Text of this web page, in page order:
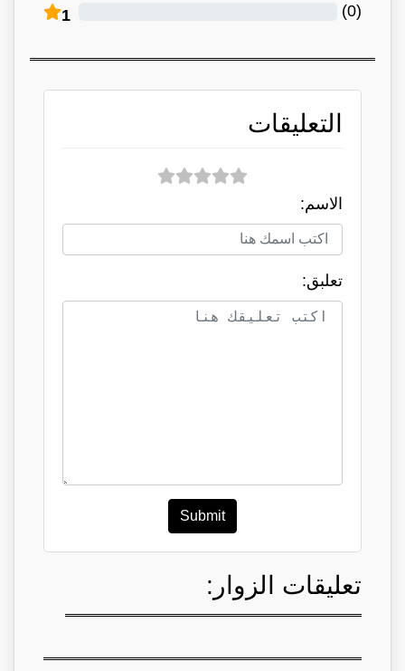
1 (
0
)
التعليقات
الاسم:
تعلبق:
Submit
تعليقات الزوار: